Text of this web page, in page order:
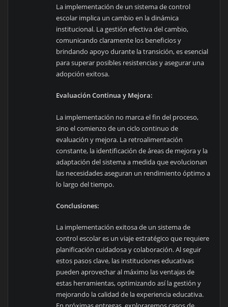
La implementación de un sistema de control
escolar implica un cambio en la dinámica
institucional. La gestión efectiva del cambio,
comunicando claramente los beneficios y
brindando apoyo durante la transición, es esencial
para superar posibles resistencias y asegurar una
adopción exitosa.
Evaluación Continua y Mejora:
La implementación no marca el fin del proceso,
sino el comienzo de un ciclo continuo de
evaluación y mejora. La retroalimentación
constante, la identificación de áreas de mejora y la
adaptación del sistema a medida que evolucionan
las necesidades aseguran un rendimiento óptimo a
lo largo del tiempo.
Conclusiones:
La implementación exitosa de un sistema de
control escolar es un viaje estratégico que requiere
planificación cuidadosa y colaboración. Al seguir
estos pasos clave, las instituciones educativas
pueden aprovechar al máximo las ventajas de
estas herramientas, optimizando así la gestión y
mejorando la calidad de la experiencia educativa.